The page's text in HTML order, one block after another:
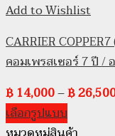
Add to Wishlist
CARRIER
คอมเพรสเซอร์ 7 ปี /
฿ 14,000–฿
เลือกรูปแบบ